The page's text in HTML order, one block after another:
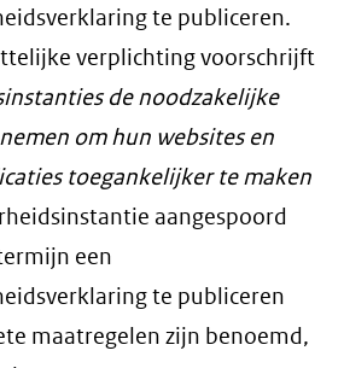
te publiceren.
verplichting voorschrijft
de noodzakelijke
om hun websites en
toegankelijker te maken
aangespoord
een
te publiceren
maatregelen zijn benoemd,